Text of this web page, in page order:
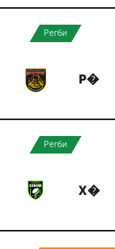
Регби
Р�
Регби
Х�